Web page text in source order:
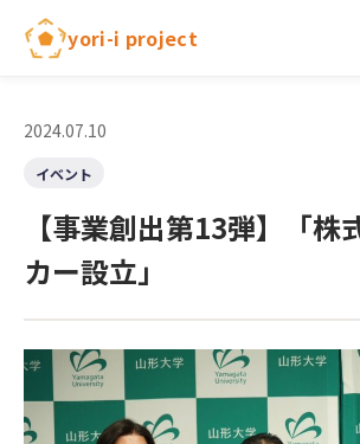
yori-i project
2024.07.10
イベント
【事業創出第13弾】「株
カー設立」